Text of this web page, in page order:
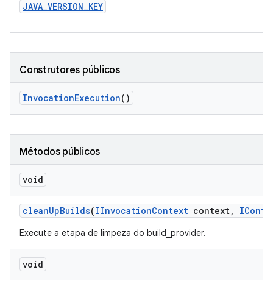
JAVA_VERSION_KEY
Construtores públicos
InvocationExecution()
Métodos públicos
void
cleanUpBuilds(IInvocationContext context,
Execute a etapa de limpeza do build_provider.
void